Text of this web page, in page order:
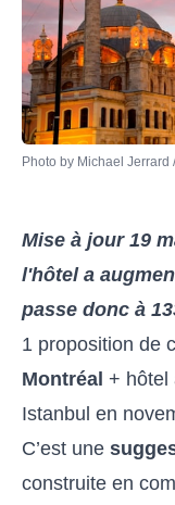
Photo by Michael Jerrard
Mise à jour 19
l'hôtel a
passe donc à
1 proposition de
Montréal + hôtel
Istanbul en
C’est une
construite en